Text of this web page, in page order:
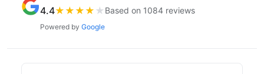
4.4★ ★ ★ ★ ★ Based on 1084 reviews
Powered by Google